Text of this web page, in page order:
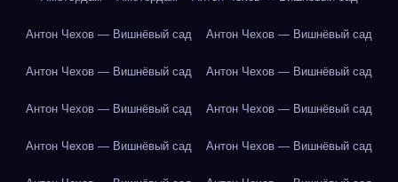
Антон Чехов — Вишнёвый сад Антон Чехов — Вишнёвый сад
Антон Чехов — Вишнёвый сад Антон Чехов — Вишнёвый сад
Антон Чехов — Вишнёвый сад Антон Чехов — Вишнёвый сад
Антон Чехов — Вишнёвый сад Антон Чехов — Вишнёвый сад